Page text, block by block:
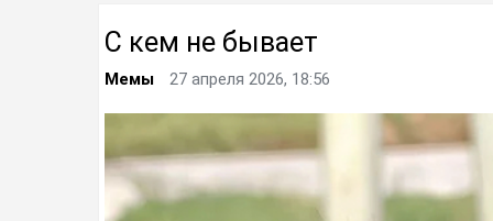
С кем не бывает
Мемы 27 апреля 2026, 18:56